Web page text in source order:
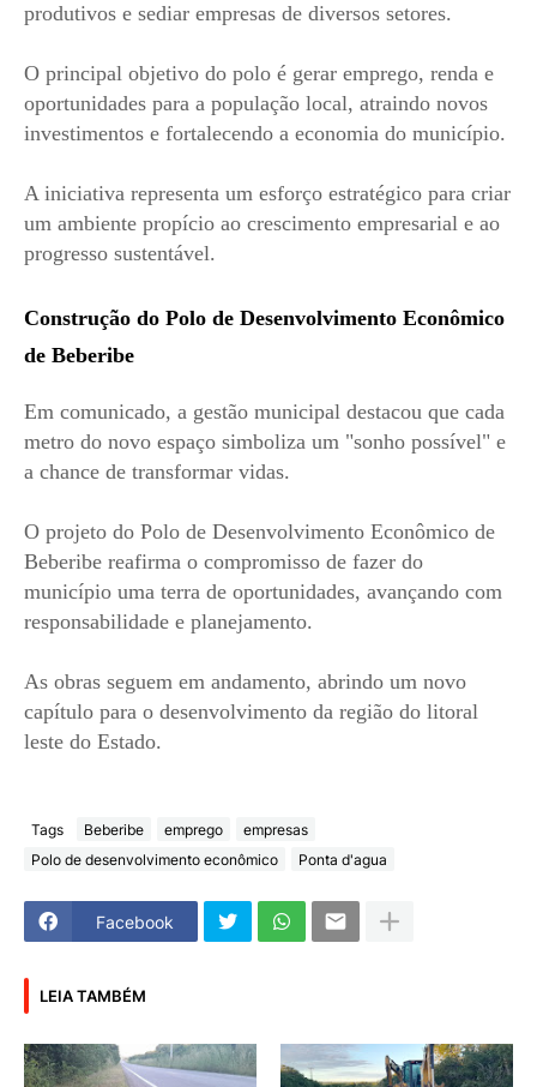
produtivos e sediar empresas de diversos setores.
O principal objetivo do polo é gerar emprego, renda e
oportunidades para a população local, atraindo novos
investimentos e fortalecendo a economia do município.
A iniciativa representa um esforço estratégico para criar
um ambiente propício ao crescimento empresarial e ao
progresso sustentável.
Construção do Polo de Desenvolvimento Econômico
de Beberibe
Em comunicado, a gestão municipal destacou que cada
metro do novo espaço simboliza um "sonho possível" e
a chance de transformar vidas.
O projeto do Polo de Desenvolvimento Econômico de
Beberibe reafirma o compromisso de fazer do
município uma terra de oportunidades, avançando com
responsabilidade e planejamento.
As obras seguem em andamento, abrindo um novo
capítulo para o desenvolvimento da região do litoral
leste do Estado.
Tags Beberibe emprego
empresas
Polo de desenvolvimento econômico
Ponta d'agua
Facebook
LEIA TAMBÉM